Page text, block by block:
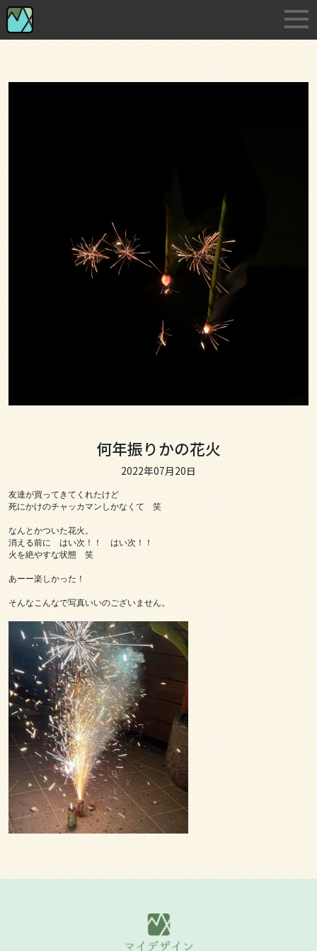
Skip
to
the
淡路島の小さな印刷・デザイン事務所です
何年振りかの花火
2022年07月20日
友達が買ってきてくれたけど
死にかけのチャッカマンしかなくて　笑
なんとかついた花火。
消える前に　はい次！！　はい次！！
火を絶やすな状態　笑
あーー楽しかった！
そんなこんなで写真いいのございません。